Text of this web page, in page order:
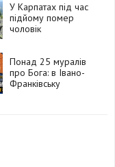
У Карпатах під час
підйому помер
чоловік
Понад 25 муралів
про Бога: в Івано-
Франківську